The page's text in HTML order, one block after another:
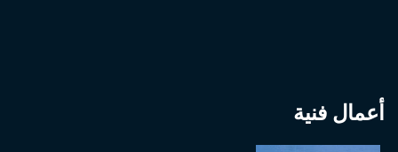
أعمال فنية